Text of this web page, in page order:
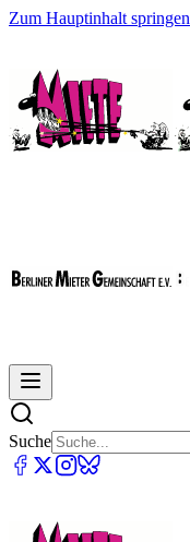
Zum Hauptinhalt springen
Suche